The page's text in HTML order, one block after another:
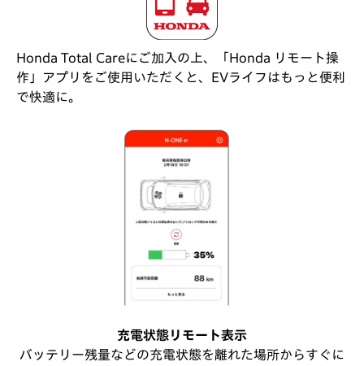
Honda Total Careにご加入の上、「Honda リモート操
作」アプリをご使用いただくと、EVライフはもっと便利
で快適に。
充電状態リモート表示
バッテリー残量などの充電状態を離れた場所からすぐに